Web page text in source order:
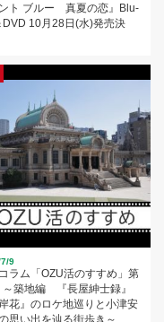
ト ブルー 真夏の恋』Blu-
DVD 10月28日(水)発売決
9
ラム「OZU活のすすめ」第
～築地編 『長屋紳士録』
岸花』のロケ地巡りと小津安
思い出を辿る街歩き～